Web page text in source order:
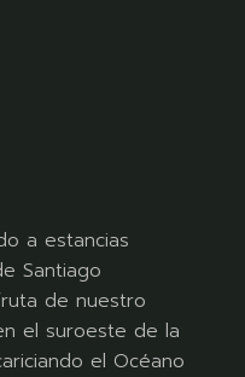
a estancias
Santiago
de nuestro
el suroeste de la
el Océano